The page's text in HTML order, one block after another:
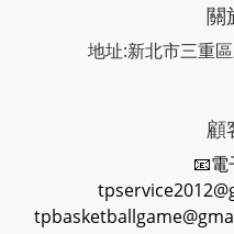
關
地址:新北市三重
顧
📧電